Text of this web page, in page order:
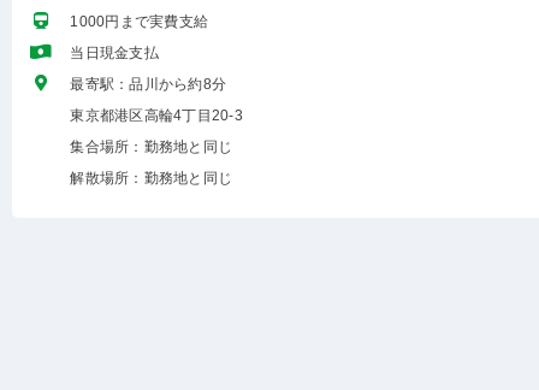
1000円まで実費支給
当日現金支払
最寄駅：品川から約8分
東京都港区高輪4丁目20-3
集合場所：勤務地と同じ
解散場所：勤務地と同じ